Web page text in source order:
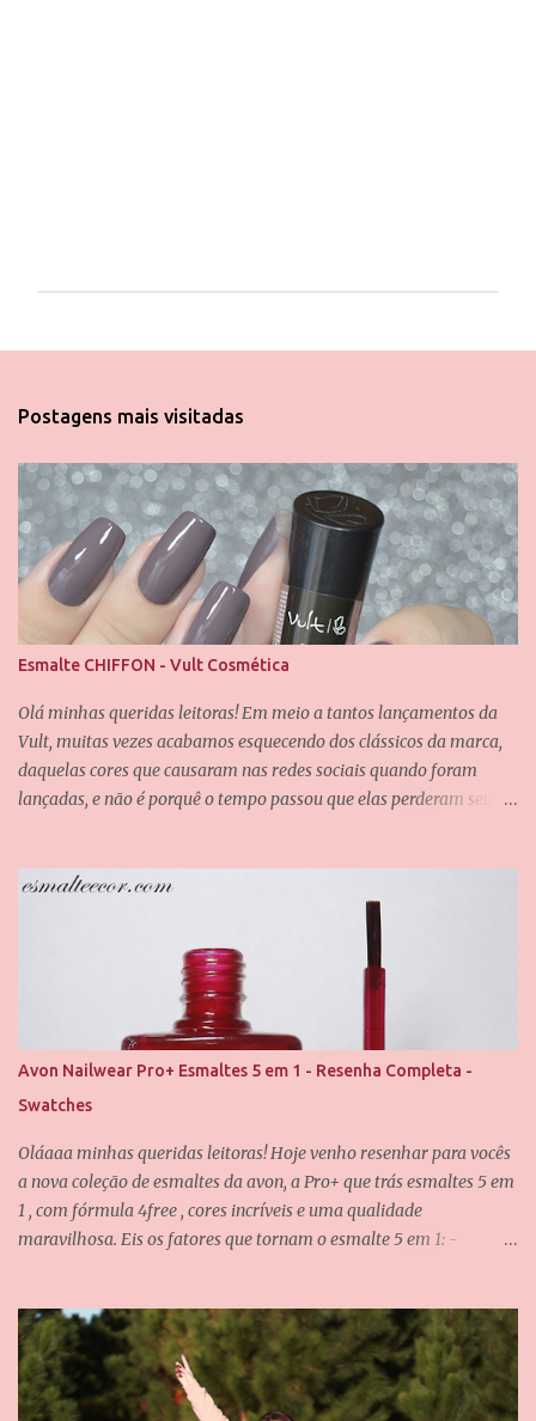
o
a
u
m
m
e
á
r
o
Postagens mais visitadas
Esmalte CHIFFON - Vult Cosmética
Olá minhas queridas leitoras! Em meio a tantos lançamentos da
Vult, muitas vezes acabamos esquecendo dos clássicos da marca,
daquelas cores que causaram nas redes sociais quando foram
lançadas, e não é porquê o tempo passou que elas perderam seu
grandes mudanças dependendo da iluminação, mas que
dificilmente desagrada alguém. Foram usadas duas camadas para
obter essa cobertura, e uma camada do verniz da Saloon para
abrir esse brilho espelhado. E agora eu quero que vocês me
contem, qual é o seu esmalte clássico da Vult favorito? Até o
próximo post, amores.
Avon Nailwear Pro+ Esmaltes 5 em 1 - Resenha Completa -
Swatches
Oláaaa minhas queridas leitoras! Hoje venho resenhar para vocês
a nova coleção de esmaltes da avon, a Pro+ que trás esmaltes 5 em
1 , com fórmula 4free , cores incríveis e uma qualidade
maravilhosa. Eis os fatores que tornam o esmalte 5 em 1: -
é incrível, ele é achatado e tem as cerdas bem macias, não
deixando o esmalte "arranhado" quando passamos nas unhas. A
fórmula dos esmaltes é 4free , traduzindo, é livre de 4 substâncias
que podem fazer mal as unhas e são causadoras de alergias...